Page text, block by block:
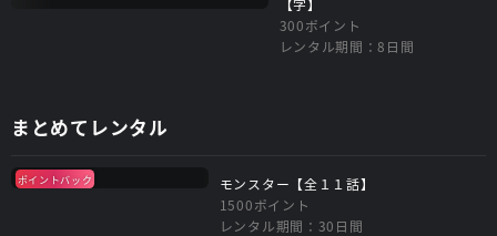
【字】
300ポイント
レンタル期間：8日間
まとめてレンタル
ポイントバック
モンスター【全１１話】
1500ポイント
レンタル期間：30日間